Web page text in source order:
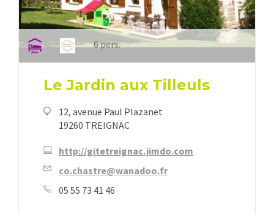
6 pers.
Le Jardin aux Tilleuls
12, avenue Paul Plazanet
19260 TREIGNAC
http://gitetreignac.jimdo.com
co.chastre@wanadoo.fr
05 55 73 41 46